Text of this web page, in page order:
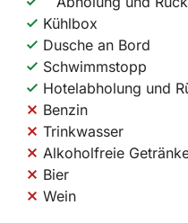
Kühlbox
Dusche an Bord
Schwimmstopp
Hotelabholung und
Benzin
Trinkwasser
Alkoholfreie
Bier
Wein